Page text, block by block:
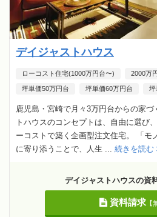
デイジャストハウス
ローコスト住宅(1000万円台〜) 2000万
坪単価50万円台 坪単価60万円台 坪
鹿児島・宮崎で月々3万円台からの家
トハウスのコンセプトは、自由に選び
ーコストで築く企画型注文住宅。 「モ
に寄り添うことで、人生 ... 続きを読む
デイジャストハウスの資
資料請求【